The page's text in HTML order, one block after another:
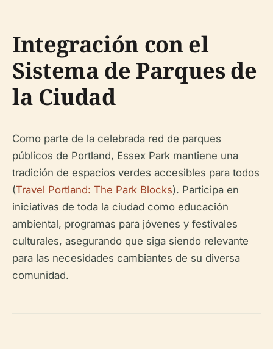
Integración con el
Sistema de Parques de
la Ciudad
Como parte de la celebrada red de parques
públicos de Portland, Essex Park mantiene una
tradición de espacios verdes accesibles para todos
(Travel Portland: The Park Blocks). Participa en
iniciativas de toda la ciudad como educación
ambiental, programas para jóvenes y festivales
culturales, asegurando que siga siendo relevante
para las necesidades cambiantes de su diversa
comunidad.